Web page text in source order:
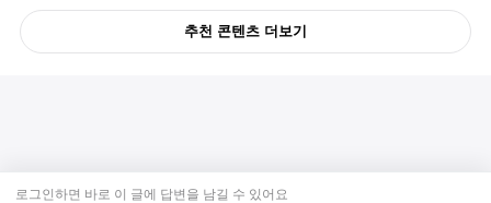
추천 콘텐츠 더보기
로그인하면 바로 이 글에 답변 을 남길 수 있어요